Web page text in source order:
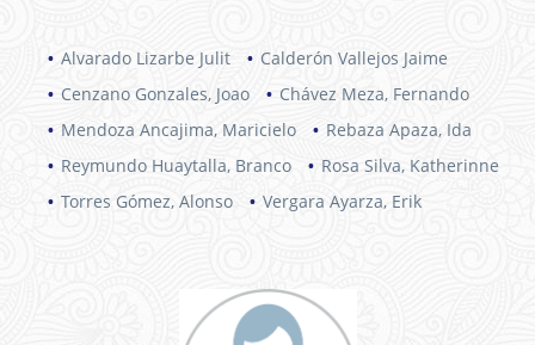
Alvarado Lizarbe Julit
Calderón Vallejos Jaime
Cenzano Gonzales, Joao
Chávez Meza, Fernando
Mendoza Ancajima, Maricielo
Rebaza Apaza, Ida
Reymundo Huaytalla, Branco
Rosa Silva, Katherinne
Torres Gómez, Alonso
Vergara Ayarza, Erik